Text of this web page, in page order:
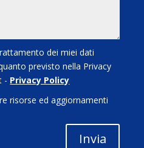
dei miei dati
previsto nella Privacy
- Privacy Policy
risorse ed aggiornamenti
Invia